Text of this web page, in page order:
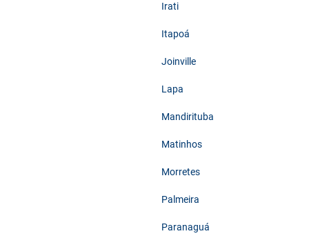
Irati
Itapoá
Joinville
Lapa
Mandirituba
Matinhos
Morretes
Palmeira
Paranaguá